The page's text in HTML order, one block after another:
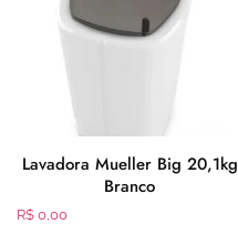
Lavadora Mueller Big 20,1kg
Branco
R$ 0,00